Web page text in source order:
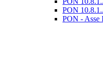
PON
PON - Asse